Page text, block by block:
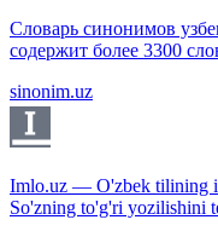
Словарь синонимов
содержит более 3300
sinonim.uz
Imlo.uz — O'zbek tilining
So'zning to'g'ri yozilishini